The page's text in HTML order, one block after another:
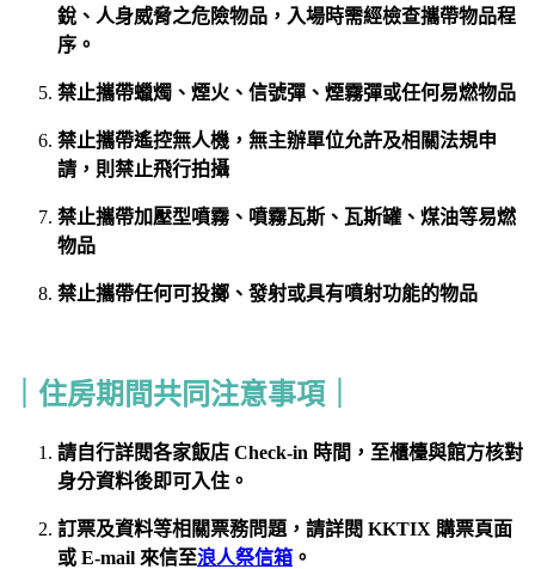
銳、人身威脅之危險物品，入場時需經檢查攜帶物品程
序。
禁止攜帶蠟燭、煙火、信號彈、煙霧彈或任何易燃物品
禁止攜帶遙控無人機，無主辦單位允許及相關法規申
請，則禁止飛行拍攝
禁止攜帶加壓型噴霧、噴霧瓦斯、瓦斯罐、煤油等易燃
物品
禁止攜帶任何可投擲、發射或具有噴射功能的物品
｜住房期間共同注意事項｜
請自行詳閱各家飯店 Check-in 時間，至櫃檯與館方核對
身分資料後即可入住。
訂票及資料等相關票務問題，請詳閱 KKTIX 購票頁面
或 E-mail 來信至浪人祭信箱 。